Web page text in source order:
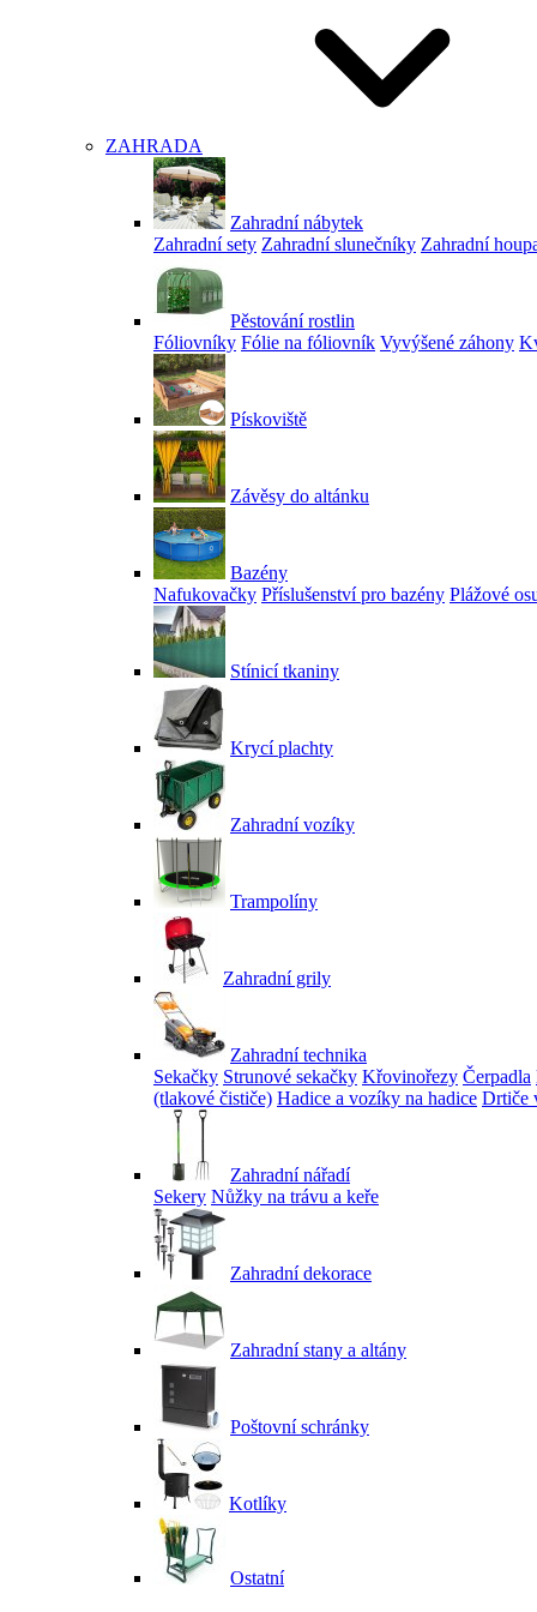
ZAHRADA
Zahradní nábytek
Zahradní sety Zahradní slunečníky Zahradní
Pěstování rostlin
Fóliovníky Fólie na fóliovník Vyvýšené záhony
Pískoviště
Závěsy do altánku
Bazény
Nafukovačky Příslušenství pro bazény Plážové
Stínicí tkaniny
Krycí plachty
Zahradní vozíky
Trampolíny
Zahradní grily
Zahradní technika
Sekačky Strunové sekačky Křovinořezy Čerpadla
(tlakové čističe) Hadice a vozíky na hadice Drtiče
Zahradní nářadí
Sekery Nůžky na trávu a keře
Zahradní dekorace
Zahradní stany a altány
Poštovní schránky
Kotlíky
Ostatní